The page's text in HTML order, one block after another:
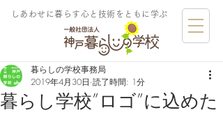
しあわせに暮らす​心と技術をともに学ぶ
暮らし学校”ロゴ”に込めた
暮らしの学校事務局
2019年4月30日 読了時間: 1分